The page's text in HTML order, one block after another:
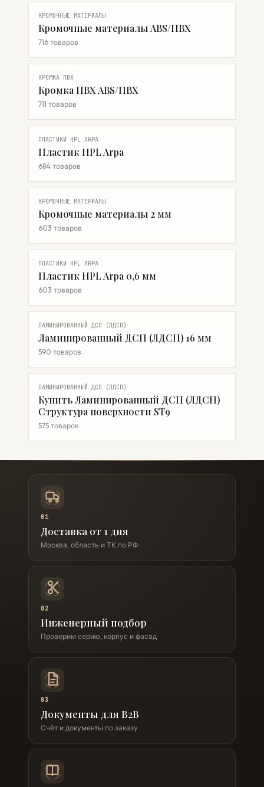
КРОМОЧНЫЕ МАТЕРИАЛЫ
Кромочные материалы ABS/ПВХ
716 товаров
КРОМКА ПВХ
Кромка ПВХ ABS/ПВХ
711 товаров
ПЛАСТИКИ HPL ARPA
Пластик HPL Arpa
684 товаров
КРОМОЧНЫЕ МАТЕРИАЛЫ
Кромочные материалы 2 мм
603 товаров
ПЛАСТИКИ HPL ARPA
Пластик HPL Arpa 0,6 мм
603 товаров
ЛАМИНИРОВАННЫЙ ДСП (ЛДСП)
Ламинированный ДСП (ЛДСП) 16 мм
590 товаров
ЛАМИНИРОВАННЫЙ ДСП (ЛДСП)
Купить Ламинированный ДСП (ЛДСП)
Структура поверхности ST9
575 товаров
01
Доставка от 1 дня
Москва, область и ТК по РФ
02
Инженерный подбор
Проверим серию, корпус и фасад
03
Документы для B2B
Счёт и документы по заказу